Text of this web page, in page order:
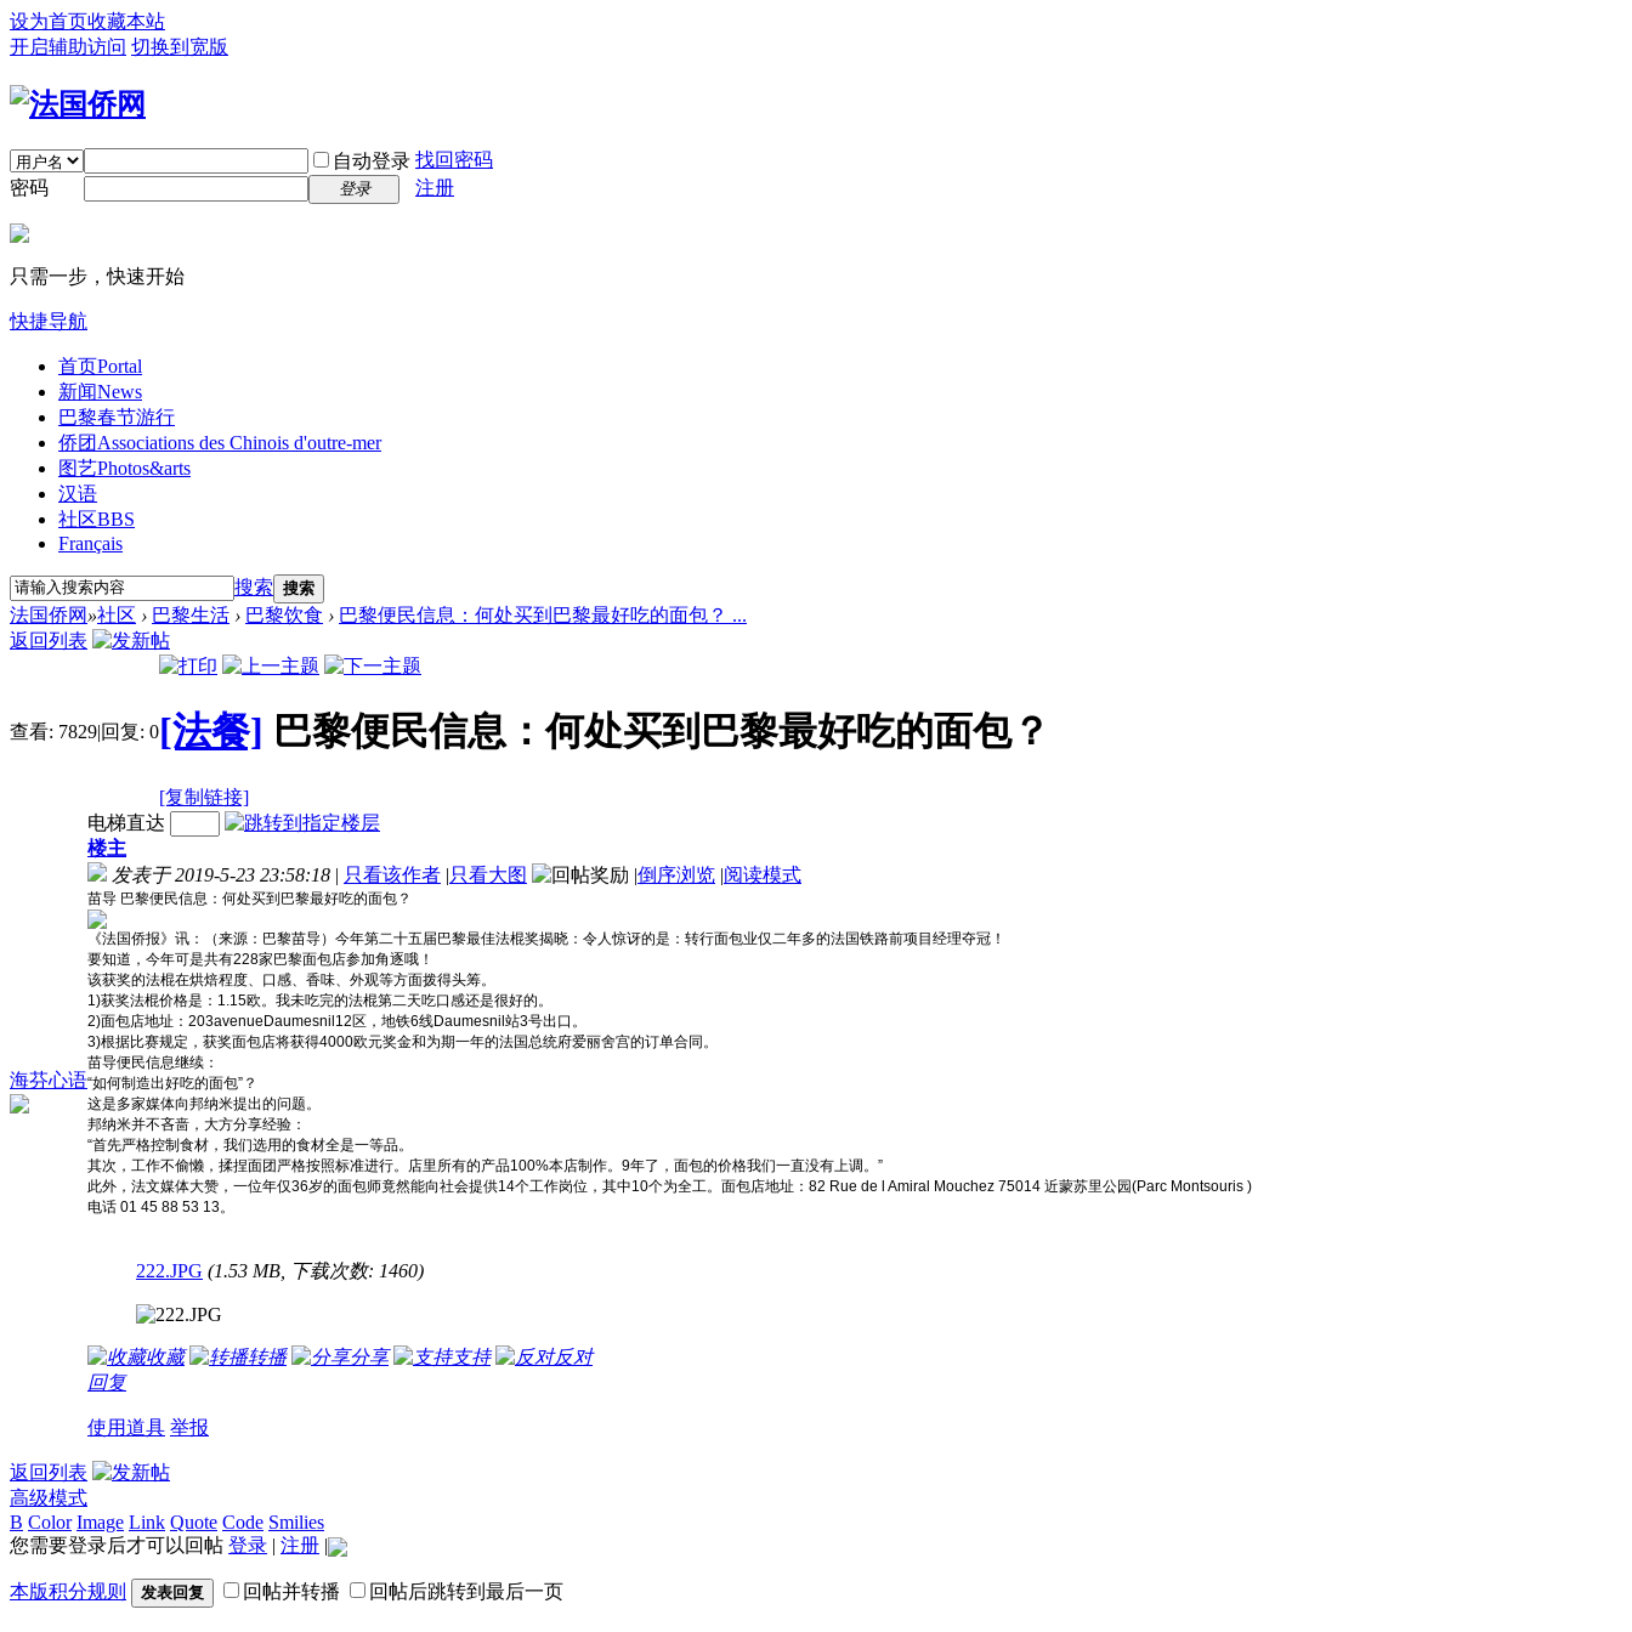
设为首页收藏本站
开启辅助访问 切换到宽版
自动登录 找回密码
密码
登录 注册
只需一步，快速开始
快捷导航
首页Portal
新闻News
巴黎春节游行
侨团 Associations des Chinois d'outre-mer
图艺Photos&arts
汉语
社区BBS
Français
搜索 搜索
法国侨网 »社区 › 巴黎生活 › 巴黎饮食 › 巴黎便民信息：何处买到巴黎最好吃的面包？ ...
返回列表
查看: 7829|回复: 0[法餐] 巴黎便民信息：何处买到巴黎最好吃的面包？
[复制链接]
海芬心语
电梯直达
楼主
发表于 2019-5-23 23:58:18 | 只看该作者 |只看大图 |倒序浏览 |阅读模式
苗导 巴黎便民信息：何处买到巴黎最好吃的面包？
《法国侨报》讯：（来源：巴黎苗导）今年第二十五届巴黎最佳法棍奖揭晓：令人惊讶的是：转行面包业仅二年多的法国铁路前项目经理夺冠！
要知道，今年可是共有228家巴黎面包店参加角逐哦！
该获奖的法棍在烘焙程度、口感、香味、外观等方面拨得头筹。
1)获奖法棍价格是：1.15欧。我未吃完的法棍第二天吃口感还是很好的。
2)面包店地址：203avenueDaumesnil12区，地铁6线Daumesnil站3号出口。
3)根据比赛规定，获奖面包店将获得4000欧元奖金和为期一年的法国总统府爱丽舍宫的订单合同。
苗导便民信息继续：
“如何制造出好吃的面包”？
这是多家媒体向邦纳米提出的问题。
邦纳米并不吝啬，大方分享经验：
“首先严格控制食材，我们选用的食材全是一等品。
其次，工作不偷懒，揉捏面团严格按照标准进行。店里所有的产品100%本店制作。9年了，面包的价格我们一直没有上调。”
此外，法文媒体大赞，一位年仅36岁的面包师竟然能向社会提供14个工作岗位，其中10个为全工。面包店地址：82 Rue de l Amiral Mouchez 75014 近蒙苏里公园(Parc Montsouris )
电话 01 45 88 53 13。
222.JPG (1.53 MB, 下载次数: 1460)
收藏 转播 分享 支持
反对
回复
使用道具 举报
返回列表
高级模式
B Color Image Link Quote Code Smilies
您需要登录后才可以回帖 登录 | 注册 |
本版积分规则 发表回复 回帖并转播 回帖后跳转到最后一页